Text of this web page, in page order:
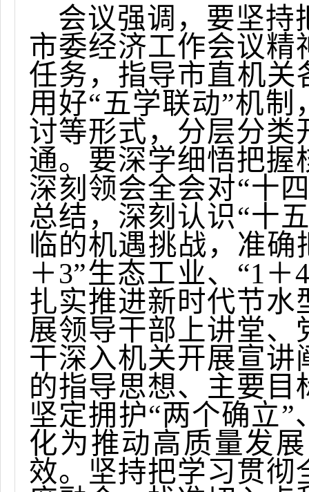
会议强调，要坚持
市委经济工作会议精
任务，指导市直机关
用好“五学联动”机
讨等形式，分层分类
通。要深学细悟把握
深刻领会全会对“十
总结，深刻认识“十
临的机遇挑战，准确
＋3”生态工业、“1
扎实推进新时代节水
展领导干部上讲堂
干深入机关开展宣讲
的指导思想、主要
坚定拥护“两个确立
化为推动高质量发
效。坚持把学习贯彻